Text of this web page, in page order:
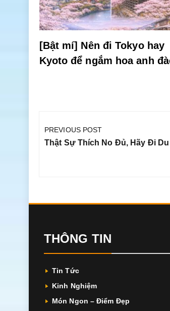
[Bật mí] Nên đi Tokyo hay
Kyoto để ngắm hoa anh
hướng
bài
PREVIOUS POST
Previous
Thật Sự Thích No Đủ, Hãy Đi
THÔNG TIN
Tin Tức
Kinh Nghiệm
Món Ngon – Điểm Đẹp